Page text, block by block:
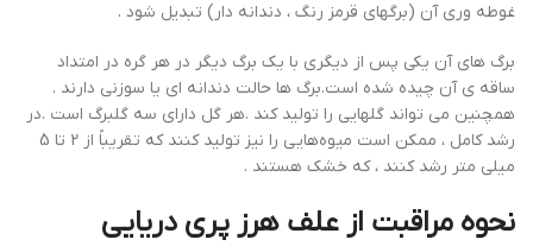
غوطه وری آن (برگهای قرمز رنگ ، دندانه دار) تبدیل شود .
برگ های آن یکی پس از دیگری با یک برگ دیگر در هر گره در امتداد
ساقه ی آن چیده شده است.برگ ها حالت دندانه ای یا سوزنی دارند .
همچنین می تواند گلهایی را تولید کند .هر گل دارای سه گلبرگ است .در
رشد كامل ، ممكن است ميوه‌هايي را نيز توليد كنند كه تقريباً از 2 تا 5
ميلي متر رشد كنند ، كه خشك هستند .
نحوه مراقبت از علف هرز پری دریایی